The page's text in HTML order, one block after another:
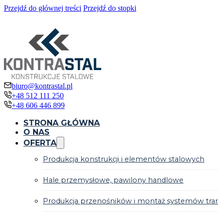
Przejdź do głównej treści Przejdź do stopki
biuro@kontrastal.pl
+48 512 111 250
+48 606 446 899
STRONA GŁÓWNA
O NAS
OFERTA
Produkcja konstrukcji i elementów stalowych
Hale przemysłowe, pawilony handlowe
Produkcja przenośników i montaż systemów